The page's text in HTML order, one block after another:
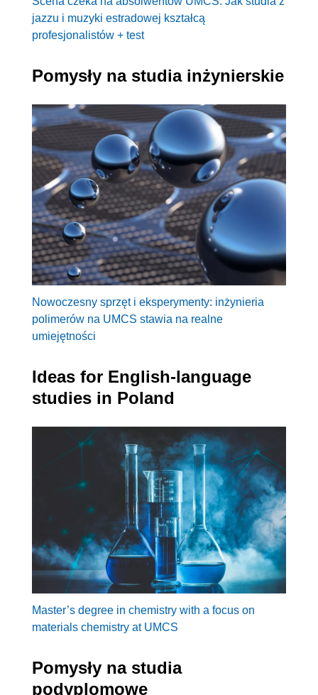
jazzu i muzyki estradowej kształcą
profesjonalistów + test
Pomysły na studia inżynierskie
Nowoczesny sprzęt i eksperymenty: inżynieria
polimerów na UMCS stawia na realne
umiejętności
Ideas for English-language
studies in Poland
Master’s degree in chemistry with a focus on
materials chemistry at UMCS
Pomysły na studia
podyplomowe